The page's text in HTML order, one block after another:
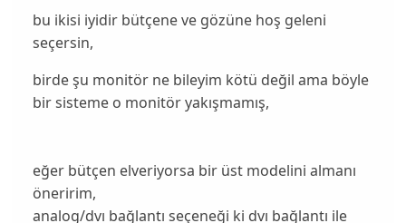
bu ikisi iyidir bütçene ve gözüne hoş geleni
seçersin,
birde şu monitör ne bileyim kötü değil ama böyle
bir sisteme o monitör yakışmamış,
eğer bütçen elveriyorsa bir üst modelini almanı
öneririm,
analog/dvı bağlantı seçeneği ki dvı bağlantı ile